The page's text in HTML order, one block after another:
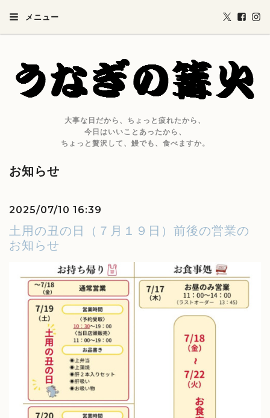
メニュー
大事な日だから、ちょっと疲れたから、
今日はいいことあったから、
ちょっと贅沢して、鰻でも、食べますか。
お知らせ
2025/07/10 16:39
土用の丑の日（７月１９日）前後の営業の
お知らせ